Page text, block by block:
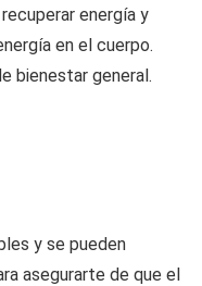
energía y
en el cuerpo.
bienestar general.
y se pueden
asegurarte de que el